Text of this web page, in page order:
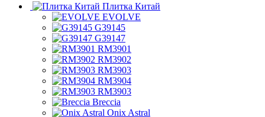
Плитка Китай
EVOLVE
G39145
G39147
RM3901
RM3902
RM3903
RM3904
RM3903
Breccia
Onix Astral